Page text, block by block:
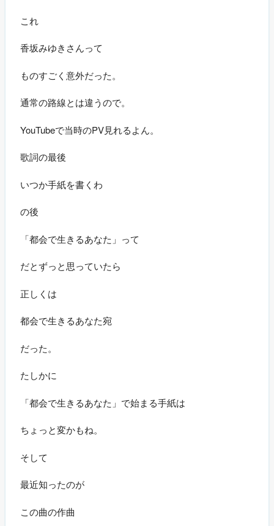
これ
香坂みゆきさんって
ものすごく意外だった。
通常の路線とは違うので。
YouTubeで当時のPV見れるよん。
歌詞の最後
いつか手紙を書くわ
の後
「都会で生きるあなた」って
だとずっと思っていたら
正しくは
都会で生きるあなた宛
だった。
たしかに
「都会で生きるあなた」で始まる手紙は
ちょっと変かもね。
そして
最近知ったのが
この曲の作曲